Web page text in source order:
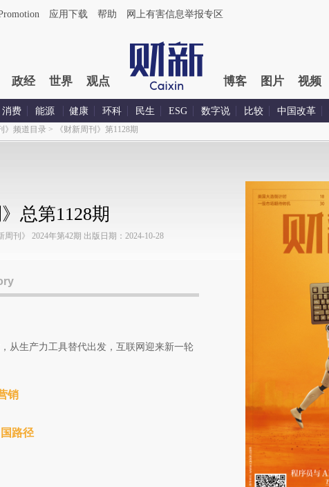
应用下载 帮助 网上有害信息举报专区
政经 世界 观点 博客 图片 视频
消费 能源 健康 环科 民生 ESG 数字说 比较 中国改革
》频道目录> 《财新周刊》第1128期
总第1128期
刊》 2024年第42期 出版日期：2024-10-28
从生产力工具替代出发，互联网迎来新一轮
销
路径